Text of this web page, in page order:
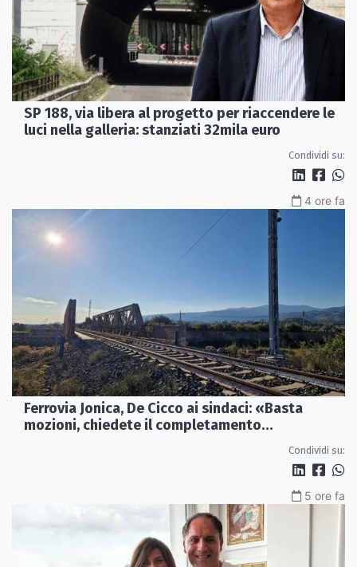
SP 188, via libera al progetto per riaccendere le
luci nella galleria: stanziati 32mila euro
Condividi su:
4 ore fa
Ferrovia Jonica, De Cicco ai sindaci: «Basta
mozioni, chiedete il completamento
Condividi su:
5 ore fa